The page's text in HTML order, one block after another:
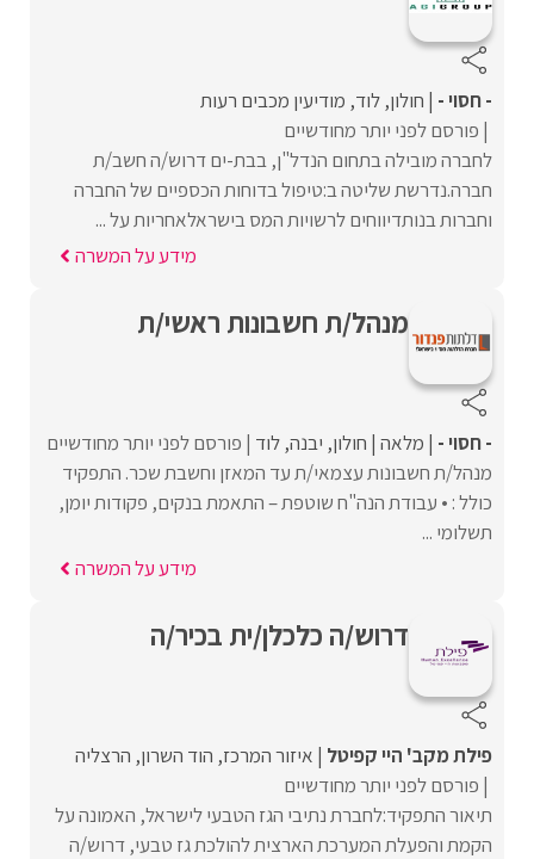
- חסוי - חולון לוד מודיעין מכבים רעות
פורסם לפני יותר מחודשיים
לחברה מובילה בתחום הנדל"ן, בבת-ים דרוש/ה חשב/ת
חברה.נדרשת שליטה ב:טיפול בדוחות הכספיים של החברה
וחברות בנותדיווחים לרשויות המס בישראלאחריות על ...
מידע על המשרה
מנהל/ת חשבונות ראשי/ת
- חסוי - מלאה חולון יבנה לוד פורסם לפני יותר מחודשיים
מנהל/ת חשבונות עצמאי/ת עד המאזן וחשבת שכר. התפקיד
כולל : • עבודת הנה"ח שוטפת – התאמת בנקים, פקודות יומן,
תשלומי ...
מידע על המשרה
דרוש/ה כלכלן/ית בכיר/ה
פילת מקב' היי קפיטל איזור המרכז הוד השרון הרצליה
פורסם לפני יותר מחודשיים
תיאור התפקיד:לחברת נתיבי הגז הטבעי לישראל, האמונה על
הקמת והפעלת המערכת הארצית להולכת גז טבעי, דרוש/ה